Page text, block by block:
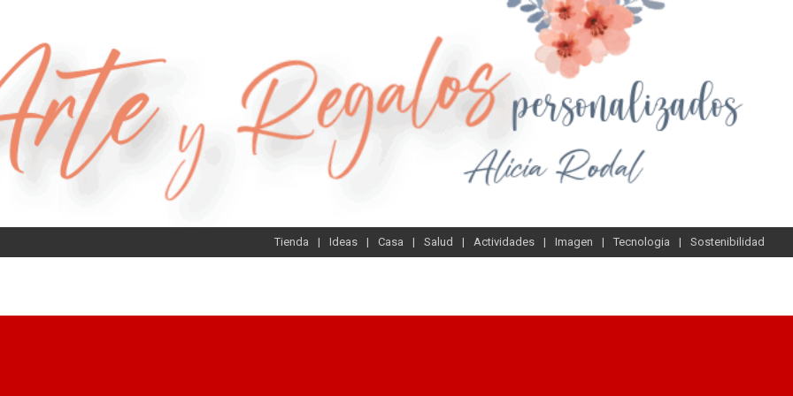
Tienda Ideas Casa Salud Actividades Imagen Tecnologia Sostenibilidad